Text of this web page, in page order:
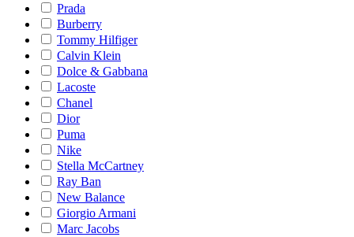
Prada
Burberry
Tommy Hilfiger
Calvin Klein
Dolce & Gabbana
Lacoste
Chanel
Dior
Puma
Nike
Stella McCartney
Ray Ban
New Balance
Giorgio Armani
Marc Jacobs